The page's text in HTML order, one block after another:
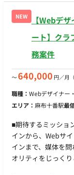
NEW
【Webデ
ート】クラ
務案件
〜640,000 円／月
職種： Webデザイナー
エリア： 麻布十番駅最
■期待するミッショ
インから、Webサ
インまで、媒体を
オリティをじっく